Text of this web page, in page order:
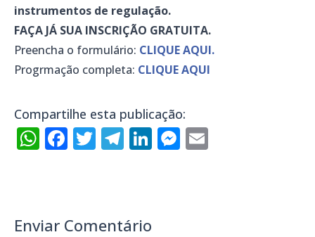
instrumentos de regulação.
FAÇA JÁ SUA INSCRIÇÃO GRATUITA.
Preencha o formulário: CLIQUE AQUI.
Progrmação completa: CLIQUE AQUI
Compartilhe esta publicação:
WhatsApp
Facebook
Twitter
Telegram
LinkedIn
Messenger
Enviar Comentário